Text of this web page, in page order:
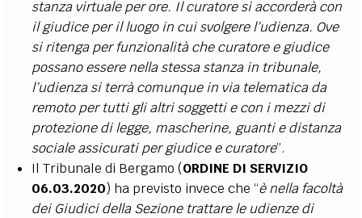
stanza virtuale per ore. Il curatore si accorderà con
il giudice per il luogo in cui svolgere l’udienza. Ove
si ritenga per funzionalità che curatore e giudice
possano essere nella stessa stanza in tribunale,
l’udienza si terrà comunque in via telematica da
remoto per tutti gli altri soggetti e con i mezzi di
protezione di legge, mascherine, guanti e distanza
sociale assicurati per giudice e curatore”.
Il Tribunale di Bergamo (ORDINE DI SERVIZIO
06.03.2020) ha previsto invece che “è nella facoltà
dei Giudici della Sezione trattare le udienze di